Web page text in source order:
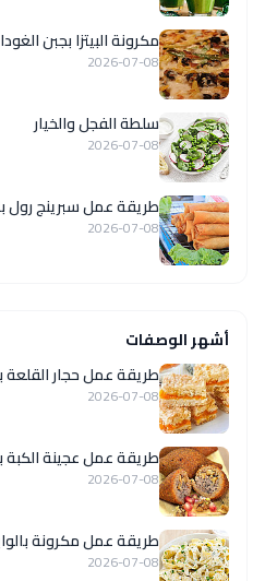
مكرونة البيتزا بجبن الغودا
2026-07-08
سلطة الفجل والخيار
2026-07-08
طريقة عمل سبرينج رول
2026-07-08
أشهر الوصفات
طريقة عمل حجار
2026-07-08
طريقة عمل عجينة الكبة
2026-07-08
طريقة عمل مكرونة
2026-07-08